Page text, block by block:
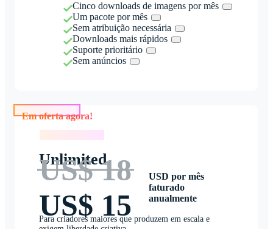
Cinco downloads de imagens por mês
Um pacote por mês
Sem atribuição necessária
Downloads mais rápidos
Suporte prioritário
Sem anúncios
Unlimited
US$ 18
US$ 15
USD por mês
faturado
anualmente
Para criadores maiores que produzem em escala e